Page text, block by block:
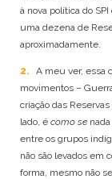
WASSU COCAL
XAVANTE
XOKLENG
XUKURU
XUKURU-
à nova política do
uma dezena de
aproximadamente.
2.
A meu ver, essa
movimentos –
criação das
lado, é como se
entre os grupos
não são levados em
forma, mesmo não